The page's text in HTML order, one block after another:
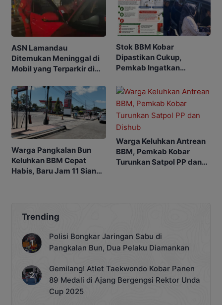
ASN Lamandau
Ditemukan Meninggal di
Mobil yang Terparkir di
Stok BBM Kobar
Dipastikan Cukup,
Pemkab Ingatkan
Penyalahgunaan
Warga Pangkalan Bun
Keluhkan BBM Cepat
Habis, Baru Jam 11 Siang
Warga Keluhkan Antrean
BBM, Pemkab Kobar
Turunkan Satpol PP dan
Trending
Polisi Bongkar Jaringan Sabu di
Pangkalan Bun, Dua Pelaku Diamankan
Gemilang! Atlet Taekwondo Kobar Panen
89 Medali di Ajang Bergengsi Rektor Unda
Cup 2025